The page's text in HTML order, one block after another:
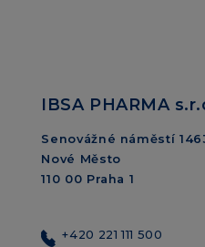
IBSA PHARMA
Senovážné náměstí
Nové Město
110 00 Praha 1
+420 221 111 500